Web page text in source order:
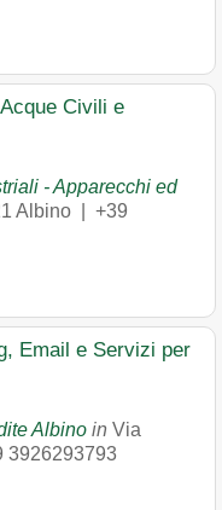
Civili e
- Apparecchi ed
Albino
+39
Email e Servizi per
Albino in Via
3926293793